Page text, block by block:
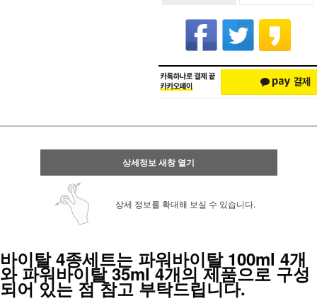
상세정보 새창 열기
상세 정보를 확대해 보실 수 있습니다.
바이탈 4종세트는 파워바이탈 100ml 4개
와 파워바이탈 35ml 4개의 제품으로 구성
되어 있는 점 참고 부탁드립니다.